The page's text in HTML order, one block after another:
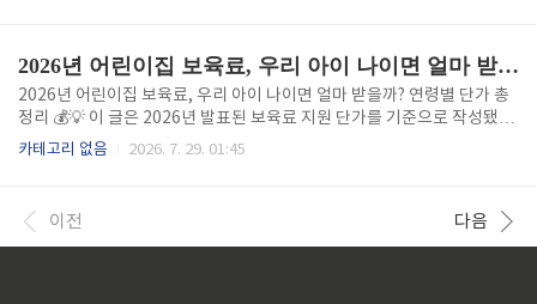
눈에 보는 비교표구분국토교통부(전국)서울시 자체부산시 자체인천시 자
체나이19~34세19~39세19~34세19~39세(35~39세 인천형 별도)소득
기준청년가구 60%↓ + 원가구 100%↓중위소득 48% 초과~150% 이하
국토부와 유사(총점 낮은 순 선발)국토부와 유..
2026년 어린이집 보육료, 우리 아이 나이면 얼마 받을까? 연령별 단가 총정리 💰
2026년 어린이집 보육료, 우리 아이 나이면 얼마 받을까? 연령별 단가 총
정리 💰💡 이 글은 2026년 발표된 보육료 지원 단가를 기준으로 작성됐어
요. 단가는 매년 조정되고 지역별로 차이가 있을 수 있으니, 정확한 금액은
금해하시는 **"그래서 우리 아이는 매달 얼마씩 지원받는 거야?"**를 연
령별로 딱 정리해드릴게요. 무상보육 지원금 신청하기 야간보육시간 제한
카테고리 없음 2026. 7. 29. 01:45
이전 다음